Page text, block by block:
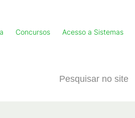
Concursos Acesso a Sistemas